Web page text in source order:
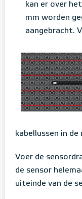
kan er over
mm worden
aangebracht.
kabellussen in
Voer de
de sensor
uiteinde van de